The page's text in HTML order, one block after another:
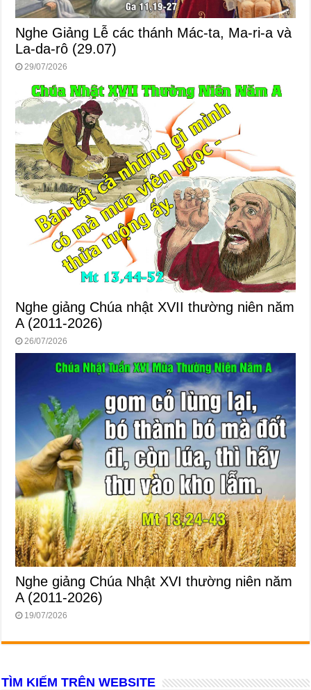
Nghe Giảng Lễ các thánh Mác-ta, Ma-ri-a và
La-da-rô (29.07)
29/07/2026
Nghe giảng Chúa nhật XVII thường niên năm
A (2011-2026)
26/07/2026
Nghe giảng Chúa Nhật XVI thường niên năm
A (2011-2026)
19/07/2026
TÌM KIẾM TRÊN WEBSITE